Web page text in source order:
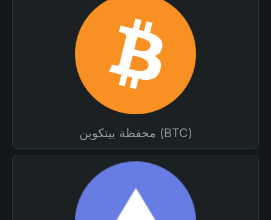
محفظة بيتكوين (BTC)